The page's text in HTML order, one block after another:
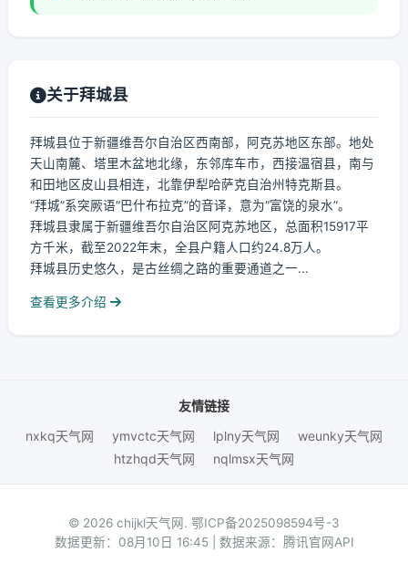
关于拜城县
拜城县位于新疆维吾尔自治区西南部，阿克苏地区东部。地处
天山南麓、塔里木盆地北缘，东邻库车市，西接温宿县，南与
和田地区皮山县相连，北靠伊犁哈萨克自治州特克斯县。
“拜城”系突厥语“巴什布拉克”的音译，意为“富饶的泉水”。
拜城县隶属于新疆维吾尔自治区阿克苏地区，总面积15917平
方千米，截至2022年末，全县户籍人口约24.8万人。
拜城县历史悠久，是古丝绸之路的重要通道之一...
查看更多介绍
友情链接
nxkq天气网
ymvctc天气网 lplny天气网
weunky天气网
htzhqd天气网
nqlmsx天气网
© 2026 chijkl天气网. 鄂ICP备2025098594号-3
数据更新：08月10日 16:45 | 数据来源：腾讯官网API